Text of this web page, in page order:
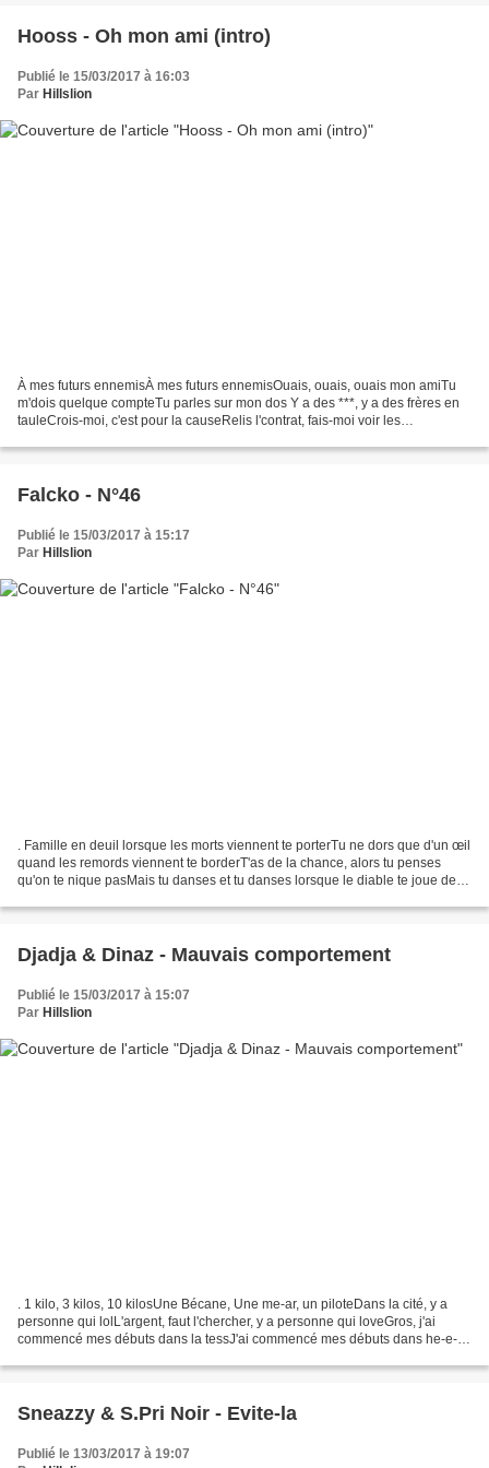
Hooss - Oh mon ami (intro)
Publié le 15/03/2017 à 16:03
Par Hillslion
À mes futurs ennemisÀ mes futurs ennemisOuais, ouais, ouais mon amiTu
m'dois quelque compteTu parles sur mon dos Y a des ***, y a des frères en
tauleCrois-moi, c'est pour la causeRelis l'contrat, fais-moi voir les
Falcko - N°46
Publié le 15/03/2017 à 15:17
Par Hillslion
. Famille en deuil lorsque les morts viennent te porterTu ne dors que d'un œil
quand les remords viennent te borderT'as de la chance, alors tu penses
qu'on te nique pasMais tu danses et tu danses lorsque le diable te joue de
Djadja & Dinaz - Mauvais comportement
Publié le 15/03/2017 à 15:07
Par Hillslion
. 1 kilo, 3 kilos, 10 kilosUne Bécane, Une me-ar, un piloteDans la cité, y a
personne qui lolL'argent, faut l'chercher, y a personne qui loveGros, j'ai
commencé mes débuts dans la tessJ'ai commencé mes débuts dans he-e-
Sneazzy & S.Pri Noir - Evite-la
Publié le 13/03/2017 à 19:07